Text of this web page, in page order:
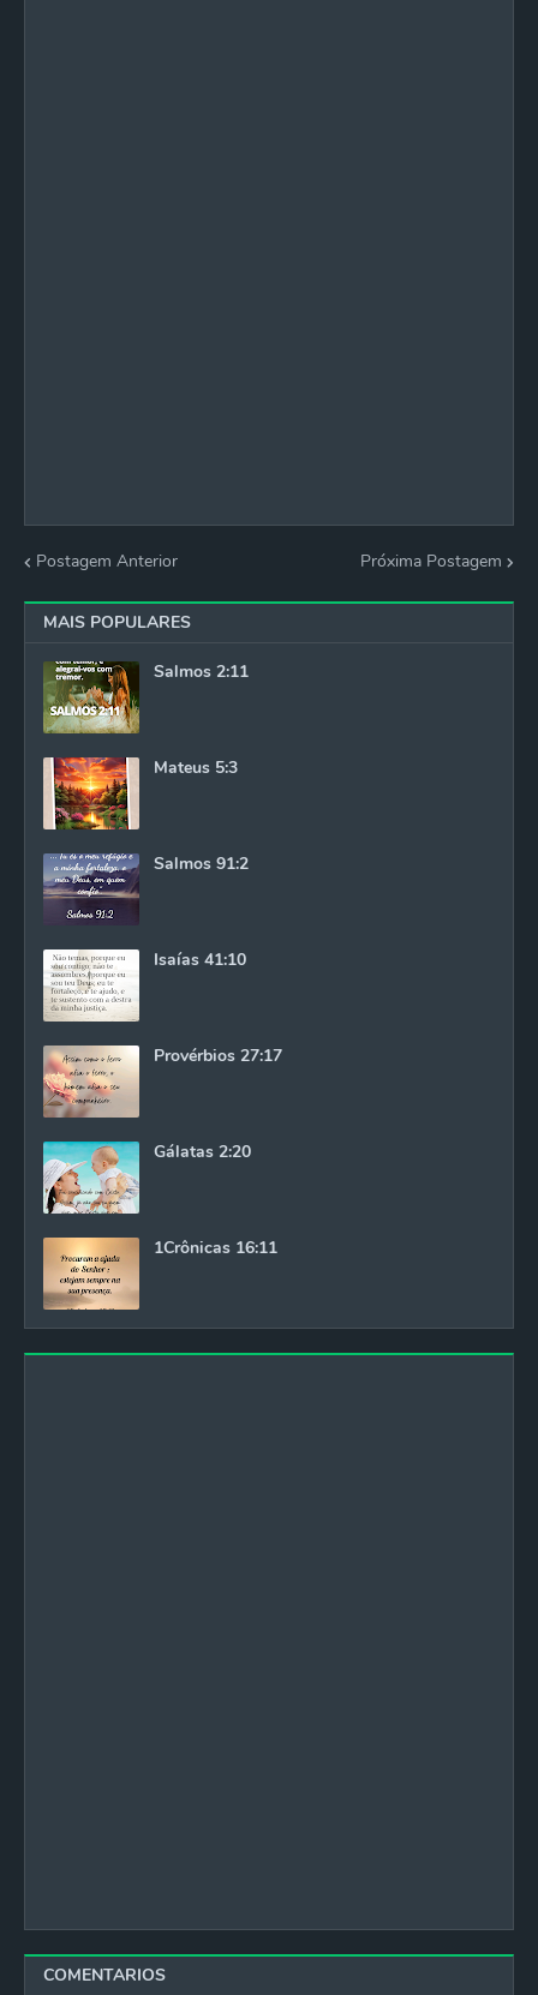
Postagem Anterior Próxima Postagem
MAIS POPULARES
Salmos 2:11
Mateus 5:3
Salmos 91:2
Isaías 41:10
Provérbios 27:17
Gálatas 2:20
1Crônicas 16:11
COMENTARIOS